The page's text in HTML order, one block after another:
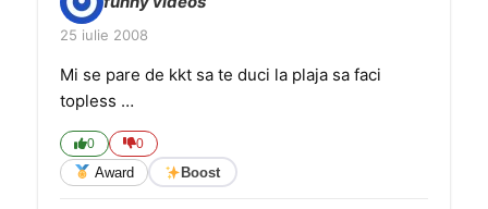
25 iulie 2008
Mi se pare de kkt sa te duci la plaja sa faci
topless …
0 0
Award Boost